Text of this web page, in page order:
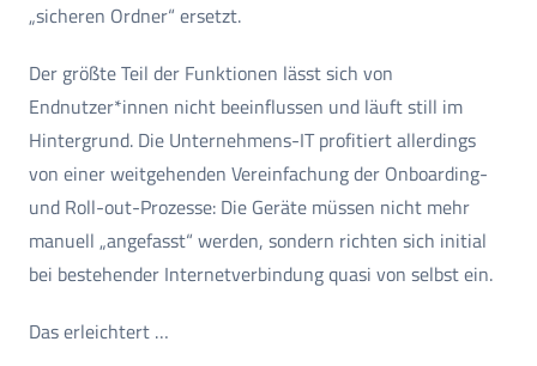
„sicheren Ordner“ ersetzt.
Der größte Teil der Funktionen lässt sich von
Endnutzer*innen nicht beeinflussen und läuft still im
Hintergrund. Die Unternehmens-IT profitiert allerdings
von einer weitgehenden Vereinfachung der Onboarding-
und Roll-out-Prozesse: Die Geräte müssen nicht mehr
manuell „angefasst“ werden, sondern richten sich initial
bei bestehender Internetverbindung quasi von selbst ein.
Das erleichtert …